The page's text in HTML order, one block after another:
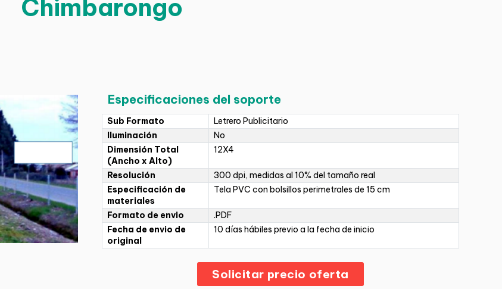
Chimbarongo
Especificaciones del soporte
Sub Formato
Letrero Publicitario
Iluminación
No
Dimensión Total
(Ancho x Alto)
12X4
Resolución
300 dpi, medidas al 10% del tamaño real
Especificación de
materiales
Tela PVC con bolsillos perimetrales de 15 cm
Formato de envio
.PDF
Fecha de envio de
original
10 días hábiles previo a la fecha de inicio
Solicitar precio oferta